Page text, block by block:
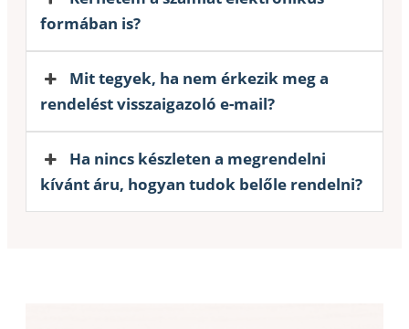
formában is?
Mit tegyek, ha nem érkezik meg a
rendelést visszaigazoló e-mail?
Ha nincs készleten a megrendelni
kívánt áru, hogyan tudok belőle rendelni?